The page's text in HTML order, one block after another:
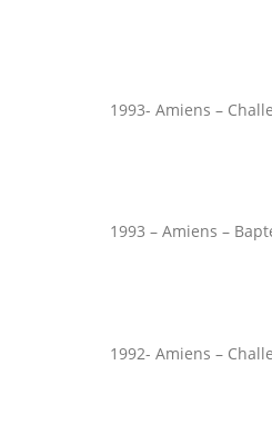
1993- Amiens –
1993 – Amiens –
1992- Amiens –